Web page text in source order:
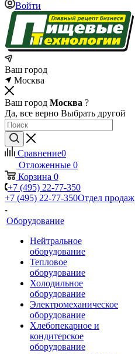
Войти
Ваш город
Москва
Ваш город Москва ?
Да, все верно Выбрать другой
Сравнение0
Отложенные 0
Корзина 0
+7 (495) 22-77-350
+7 (495) 22-77-350Отдел продаж
Оборудование
Нейтральное
оборудование
Тепловое
оборудование
Холодильное
оборудование
Электромеханическое
оборудование
Хлебопекарное и
кондитерское
оборудование